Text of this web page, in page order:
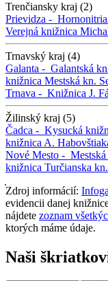
Trenčiansky kraj (2)
Prievidza -
Verejná knižnica
Trnavský kraj (4)
Galanta - Galantská
knižnica Mestská kn.
Trnava - Knižnica J.
Žilinský kraj (5)
Čadca - Kysucká
knižnica A.
Nové Mesto -
knižnica Turčianska kn.
Zdroj informácií:
evidencii danej
nájdete zoznam
ktorých máme údaje.
Naši